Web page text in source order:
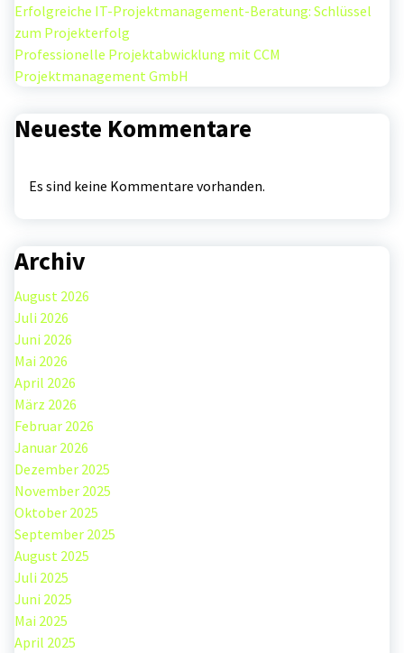
Erfolgreiche IT-Projektmanagement-Beratung: Schlüssel
zum Projekterfolg
Professionelle Projektabwicklung mit CCM
Projektmanagement GmbH
Neueste Kommentare
Es sind keine Kommentare vorhanden.
Archiv
August 2026
Juli 2026
Juni 2026
Mai 2026
April 2026
März 2026
Februar 2026
Januar 2026
Dezember 2025
November 2025
Oktober 2025
September 2025
August 2025
Juli 2025
Juni 2025
Mai 2025
April 2025